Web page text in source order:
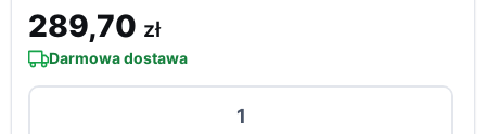
289,70 zł
Darmowa dostawa